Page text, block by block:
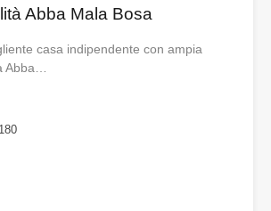
Abba Mala Bosa
casa indipendente con ampia
Abba…
180